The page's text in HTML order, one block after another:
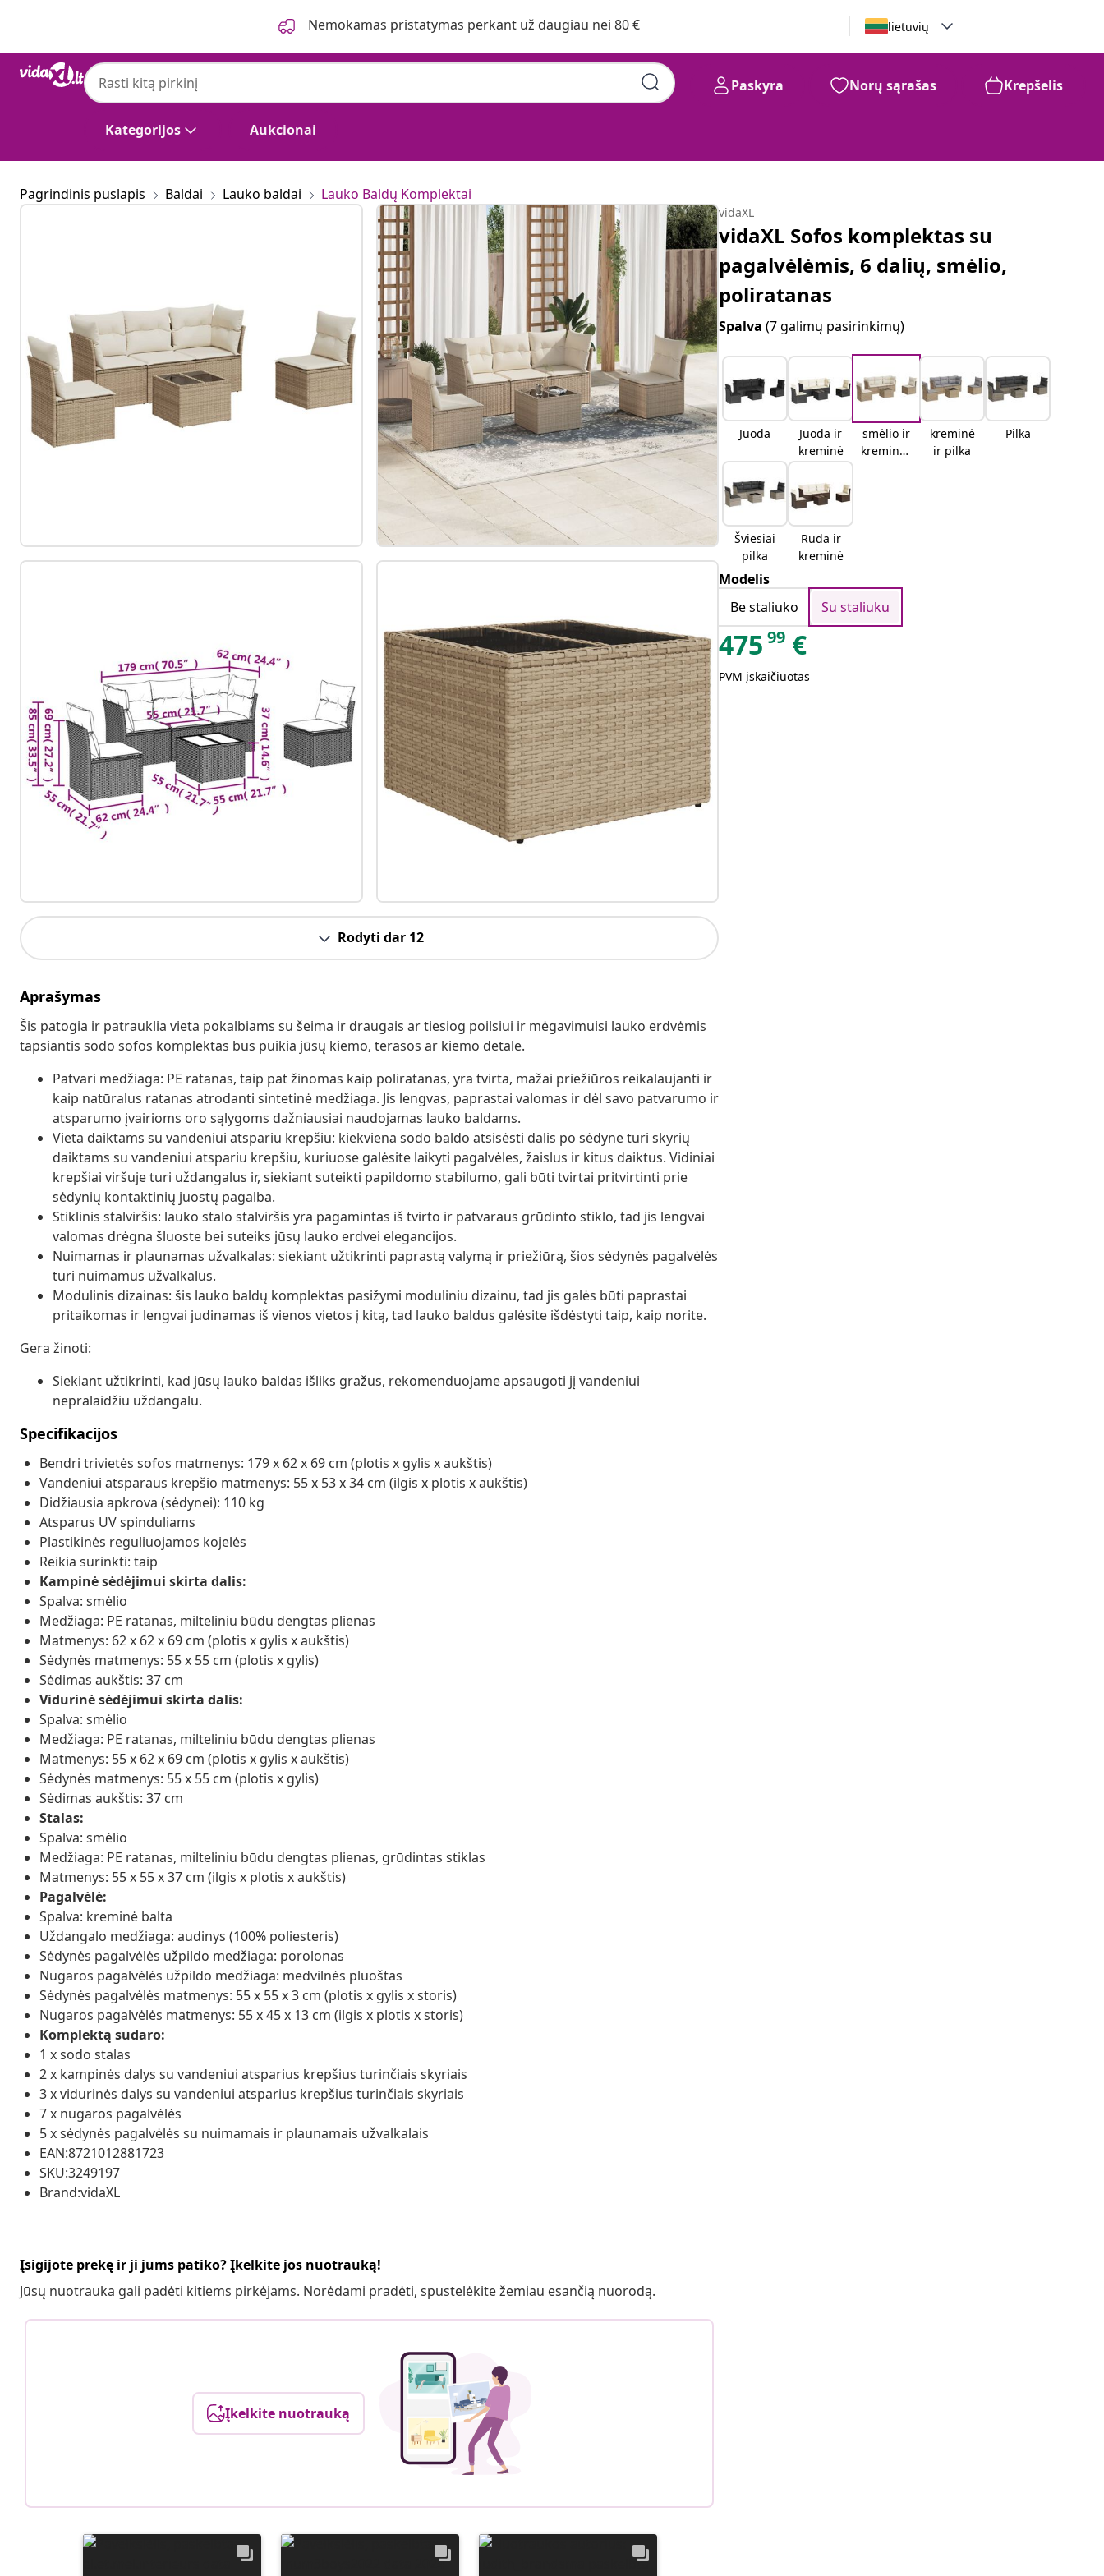
Nemokamas pristatymas perkant už daugiau nei 80 € lietuvių
Kategorijos Aukcionai
Paskyra Norų sąrašas Krepšelis
Pagrindinis puslapis Baldai Lauko baldai Lauko Baldų Komplektai
Rodyti dar 12
Aprašymas
Šis patogia ir patrauklia vieta pokalbiams su šeima ir draugais ar tiesiog poilsiui ir mėgavimuisi lauko erdvėmis
tapsiantis sodo sofos komplektas bus puikia jūsų kiemo, terasos ar kiemo detale.
Patvari medžiaga: PE ratanas, taip pat žinomas kaip poliratanas, yra tvirta, mažai priežiūros reikalaujanti ir
kaip natūralus ratanas atrodanti sintetinė medžiaga. Jis lengvas, paprastai valomas ir dėl savo patvarumo ir
atsparumo įvairioms oro sąlygoms dažniausiai naudojamas lauko baldams.
Vieta daiktams su vandeniui atspariu krepšiu: kiekviena sodo baldo atsisėsti dalis po sėdyne turi skyrių
daiktams su vandeniui atspariu krepšiu, kuriuose galėsite laikyti pagalvėles, žaislus ir kitus daiktus. Vidiniai
krepšiai viršuje turi uždangalus ir, siekiant suteikti papildomo stabilumo, gali būti tvirtai pritvirtinti prie
sėdynių kontaktinių juostų pagalba.
Stiklinis stalviršis: lauko stalo stalviršis yra pagamintas iš tvirto ir patvaraus grūdinto stiklo, tad jis lengvai
valomas drėgna šluoste bei suteiks jūsų lauko erdvei elegancijos.
Nuimamas ir plaunamas užvalkalas: siekiant užtikrinti paprastą valymą ir priežiūrą, šios sėdynės pagalvėlės
turi nuimamus užvalkalus.
Modulinis dizainas: šis lauko baldų komplektas pasižymi moduliniu dizainu, tad jis galės būti paprastai
pritaikomas ir lengvai judinamas iš vienos vietos į kitą, tad lauko baldus galėsite išdėstyti taip, kaip norite.
Gera žinoti:
Siekiant užtikrinti, kad jūsų lauko baldas išliks gražus, rekomenduojame apsaugoti jį vandeniui
nepralaidžiu uždangalu.
Specifikacijos
Bendri trivietės sofos matmenys: 179 x 62 x 69 cm (plotis x gylis x aukštis)
Vandeniui atsparaus krepšio matmenys: 55 x 53 x 34 cm (ilgis x plotis x aukštis)
Didžiausia apkrova (sėdynei): 110 kg
Atsparus UV spinduliams
Plastikinės reguliuojamos kojelės
Reikia surinkti: taip
Kampinė sėdėjimui skirta dalis:
Spalva: smėlio
Medžiaga: PE ratanas, milteliniu būdu dengtas plienas
Matmenys: 62 x 62 x 69 cm (plotis x gylis x aukštis)
Sėdynės matmenys: 55 x 55 cm (plotis x gylis)
Sėdimas aukštis: 37 cm
Vidurinė sėdėjimui skirta dalis:
Spalva: smėlio
Medžiaga: PE ratanas, milteliniu būdu dengtas plienas
Matmenys: 55 x 62 x 69 cm (plotis x gylis x aukštis)
Sėdynės matmenys: 55 x 55 cm (plotis x gylis)
Sėdimas aukštis: 37 cm
Stalas:
Spalva: smėlio
Medžiaga: PE ratanas, milteliniu būdu dengtas plienas, grūdintas stiklas
Matmenys: 55 x 55 x 37 cm (ilgis x plotis x aukštis)
Pagalvėlė:
Spalva: kreminė balta
Uždangalo medžiaga: audinys (100% poliesteris)
Sėdynės pagalvėlės užpildo medžiaga: porolonas
Nugaros pagalvėlės užpildo medžiaga: medvilnės pluoštas
Sėdynės pagalvėlės matmenys: 55 x 55 x 3 cm (plotis x gylis x storis)
Nugaros pagalvėlės matmenys: 55 x 45 x 13 cm (ilgis x plotis x storis)
Komplektą sudaro:
1 x sodo stalas
2 x kampinės dalys su vandeniui atsparius krepšius turinčiais skyriais
3 x vidurinės dalys su vandeniui atsparius krepšius turinčiais skyriais
7 x nugaros pagalvėlės
5 x sėdynės pagalvėlės su nuimamais ir plaunamais užvalkalais
EAN:8721012881723
SKU:3249197
Brand:vidaXL
Įsigijote prekę ir ji jums patiko? Įkelkite jos nuotrauką!
Jūsų nuotrauka gali padėti kitiems pirkėjams. Norėdami pradėti, spustelėkite žemiau esančią nuorodą.
Įkelkite nuotrauką
vidaXL
vidaXL Sofos komplektas su
pagalvėlėmis, 6 dalių, smėlio,
poliratanas
Spalva(7 galimų pasirinkimų)
Juoda
Juoda ir
kreminė
smėlio ir
kreminės
kreminė
ir pilka
Pilka
Šviesiai
pilka
Ruda ir
kreminė
Modelis
Be staliuko
Su staliuku
475 99 €
PVM įskaičiuotas